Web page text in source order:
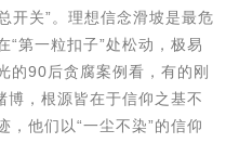
开关”。理想信念滑坡是最危
“第一粒扣子”处松动，极易
的90后贪腐案例看，有的刚
博，根源皆在于信仰之基不
，他们以“一尘不染”的信仰